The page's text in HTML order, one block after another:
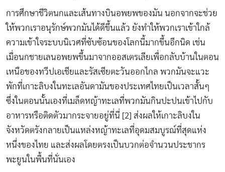
การศึกษาชีวิตนกและเส้นทางบินอพยพของมัน นอกจากจะช่วย
ให้พวกเราอนุรักษ์พวกมันได้ดีขึ้นแล้ว ยังทำให้พวกเราเข้าใกล้
ความเข้าใจระบบนิเวศที่ซับซ้อนของโลกนี้มากขึ้นอีกนิด เช่น
เมื่อนกชายเลนอพยพขึ้นมาจากออสเตรเลียเพื่อกลับบ้านในตอน
เหนือของทวีปเอเชียและรัสเซียตะวันออกไกล พวกมันจะแวะ
พักที่เกาะลิบงในทะเลอันดามันของประเทศไทยเป็นเวลาสั้นๆ
ซึ่งในตอนนั้นเองที่เมล็ดหญ้าทะเลที่พวกมันกินปะปนเข้าไปกับ
อาหารหรือติดตัวมากระจายอยู่ที่นี่ [2] ส่งผลให้เกาะลิบงใน
จังหวัดตรังกลายเป็นแหล่งหญ้าทะเลที่อุดมสมบูรณ์ที่สุดแห่ง
หนึ่งของไทย และส่งผลโดยตรงเป็นบวกต่อจำนวนประชากร
พะยูนในพื้นที่นั่นเอง